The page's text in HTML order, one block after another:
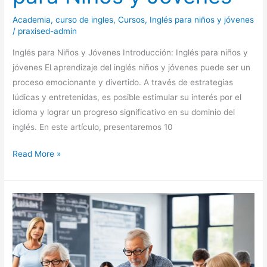
Academia,curso de ingles,Cursos, Inglés para niños y jóvenes
/ praxised-admin
Inglés para Niños y Jóvenes Introducción: Inglés para niños y
jóvenes El aprendizaje del inglés niños y jóvenes puede ser un
proceso emocionante y divertido. A través de estrategias
lúdicas y entretenidas, es posible estimular su interés por el
idioma y lograr un progreso significativo en su dominio del
inglés. En este artículo, presentaremos 10
Read More »
Curso
de
Inglés
para
adultos